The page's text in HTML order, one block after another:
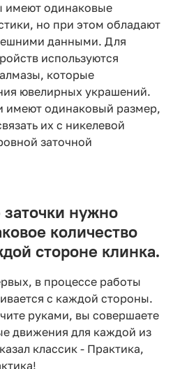
одинаковые
но при этом обладают
данными. Для
используются
которые
ювелирных украшений.
имеют одинаковый размер,
их с никелевой
заточной
нужно
количество
стороне клинка.
в процессе работы
с каждой стороны.
руками, вы совершаете
движения для каждой из
классик - Практика,